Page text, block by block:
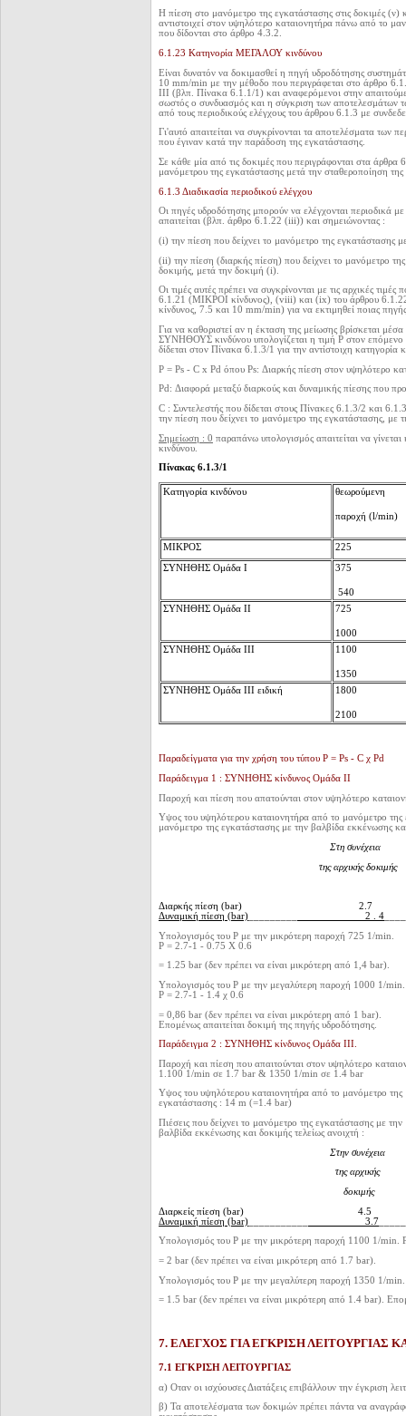
Η πίεση στο μανόμετρο της εγκατάστασης στις δοκιμές
αντιστοιχεί στον υψηλότερο καταιονητήρα πάνω από το
που δίδονται στο άρθρο 4.3.2.
6.1.23 Κατηνορία ΜΕΓΑΛΟΥ κινδύνου
Είναι δυνατόν να δοκιμασθεί η πηγή υδροδότησης
10 mm/min με την μέθοδο που περιγράφεται στο άρθρο
III (βλπ. Πίνακα 6.1.1/1) και αναφερόμενοι στην
σωστός ο συνδυασμός και η σύγκριση των αποτελεσμάτων
από τους περιοδικούς ελέγχους του άρθρου 6.1.3 με
Γι'αυτό απαιτείται να συγκρίνονται τα αποτελέσματα των
που έγιναν κατά την παράδοση της εγκατάστασης.
Σε κάθε μία από τις δοκιμές που περιγράφονται στα
μανόμετρου της εγκατάστασης μετά την σταθεροποίηση
6.1.3 Διαδικασία περιοδικού ελέγχου
Οι πηγές υδροδότησης μπορούν να ελέγχονται περιοδικά
απαιτείται (βλπ. άρθρο 6.1.22 (iii)) και σημειώνοντας :
(i) την πίεση που δείχνει το μανόμετρο της εγκατάστασης
(ii) την πίεση (διαρκής πίεση) που δείχνει το μανόμετρο
δοκιμής, μετά την δοκιμή (i).
Οι τιμές αυτές πρέπει να συγκρίνονται με τις αρχικές
6.1.21 (ΜΙΚΡΟΙ κίνδυνος), (viii) και (ix) του άρθρου
κίνδυνος, 7.5 και 10 mm/min) για να εκτιμηθεί ποιας
Για να καθοριστεί αν η έκταση της μείωσης βρίσκεται
ΣΥΝΗΘΟΥΣ κινδύνου υπολογίζεται η τιμή Ρ στον επόμενο
δίδεται στον Πίνακα 6.1.3/1 για την αντίστοιχη κατηγορία
Ρ = Ρs - C x Pd όπου Ps: Διαρκής πίεση στον υψηλότερο
Pd: Διαφορά μεταξύ διαρκούς και δυναμικής πίεσης που
C : Συντελεστής που δίδεται στους Πίνακες 6.1.3/2 και
την πίεση που δείχνει το μανόμετρο της εγκατάστασης, με
Σημείωση : 0 παραπάνω υπολογισμός απαιτείται να
κινδύνου.
Πίνακας 6.1.3/1
Κατηγορία κινδύνου θεωρούμενη
παροχή (l/min)
ΜΙΚΡΟΣ 225
ΣΥΝΗΘΗΣ Ομάδα Ι 375
540
ΣΥΝΗΘΗΣ Ομάδα II
725
1000
ΣΥΝΗΘΗΣ Ομάδα III
1100
1350
ΣΥΝΗΘΗΣ Ομάδα III ειδική
1800
2100
Παραδείγματα για την χρήση του τύπου Ρ = Ρs - C χ Pd
Παράδειγμα 1 : ΣΥΝΗΘΗΣ κίνδυνος Ομάδα II
Παροχή και πίεση που απατούνται στον υψηλότερο
Υψος του υψηλότερου καταιονητήρα από το μανόμετρο
μανόμετρο της εγκατάστασης με την βαλβίδα εκκένωσης
Στη
της αρχικής δοκιμής
Διαρκής πίεση (bar)
Δυναμική πίεση (bar)
2 . 4
Υπολογισμός του Ρ με την μικρότερη παροχή 725 1/min.
Ρ = 2.7-1 - 0.75 Χ 0.6
= 1.25 bar (δεν πρέπει να είναι μικρότερη από 1,4 bar).
Υπολογισμός του Ρ με την μεγαλύτερη παροχή 1000 1/min.
Ρ = 2.7-1 - 1.4 χ 0.6
= 0,86 bar (δεν πρέπει να είναι μικρότερη από 1 bar).
Επομένως απαιτείται δοκιμή της πηγής υδροδότησης.
Παράδειγμα 2 : ΣΥΝΗΘΗΣ κίνδυνος Ομάδα III.
Παροχή και πίεση που απαιτούνται στον υψηλότερο
1.100 1/min σε 1.7 bar & 1350 1/min σε 1.4 bar
Υψος του υψηλότερου καταιονητήρα από το μανόμετρο της
εγκατάστασης : 14 m (=1.4 bar)
Πιέσεις που δείχνει το μανόμετρο της εγκατάστασης με την
βαλβίδα εκκένωσης και δοκιμής τελείως ανοιχτή :
Στην
της
δοκιμής
Διαρκείς πίεση (bar)
Δυναμική πίεση (bar)
3.7
Υπολογισμός του Ρ με την μικρότερη παροχή 1100 1/
= 2 bar (δεν πρέπει να είναι μικρότερη από 1.7 bar).
Υπολογισμός του Ρ με την μεγαλύτερη παροχή 1350 1/
= 1.5 bar (δεν πρέπει να είναι μικρότερη από 1.4 bar).
7. ΕΛΕΓΧΟΣ ΓΙΑ ΕΓΚΡΙΣΗ ΛΕΙΤΟΥΡΓΙΑΣ
7.1 ΕΓΚΡΙΣΗ ΛΕΙΤΟΥΡΓΙΑΣ
α) Οταν οι ισχύουσες Διατάξεις επιβάλλουν την έγκριση
β) Τα αποτελέσματα των δοκιμών πρέπει πάντα να